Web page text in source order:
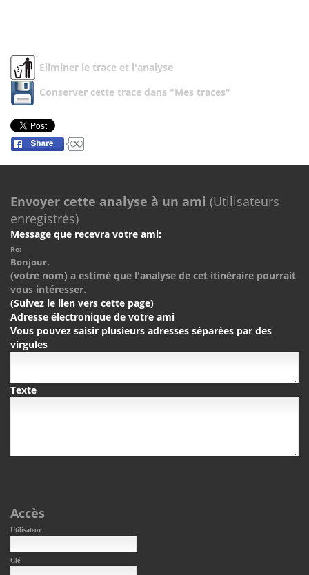
Eliminer le trace et l'analyse
Conserver cette trace dans "Mes traces"
Envoyer cette analyse à un ami (Utilisateurs
enregistrés)
Message que recevra votre ami:
Re:
Bonjour.
(votre nom) a estimé que l'analyse de cet itinéraire pourrait
vous intéresser.
(Suivez le lien vers cette page)
Adresse électronique de votre ami
Vous pouvez saisir plusieurs adresses séparées par des
virgules
Texte
Accès
Utilisateur
Clé